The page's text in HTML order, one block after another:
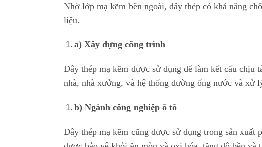
Nhờ lớp mạ kẽm bên ngoài, dây thép có khả năng
liệu.
a) Xây dựng công trình
Dây thép mạ kẽm được sử dụng để làm kết cấu chịu
nhà, nhà xưởng, và hệ thống đường ống nước và xử
b) Ngành công nghiệp ô tô
Dây thép mạ kẽm cũng được sử dụng trong sản